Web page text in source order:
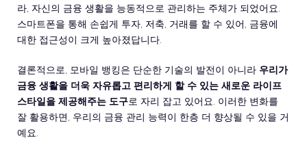
라, 자신의 금융 생활을 능동적으로 관리하는 주체가 되었어요.
스마트폰을 통해 손쉽게 투자, 저축, 거래를 할 수 있어, 금융에
대한 접근성이 크게 높아졌답니다.
결론적으로, 모바일 뱅킹은 단순한 기술의 발전이 아니라 우리가
금융 생활을 더욱 자유롭고 편리하게 할 수 있는 새로운 라이프
스타일을 제공해주는 도구로 자리 잡고 있어요. 이러한 변화를
잘 활용하면, 우리의 금융 관리 능력이 한층 더 향상될 수 있을 거
예요.